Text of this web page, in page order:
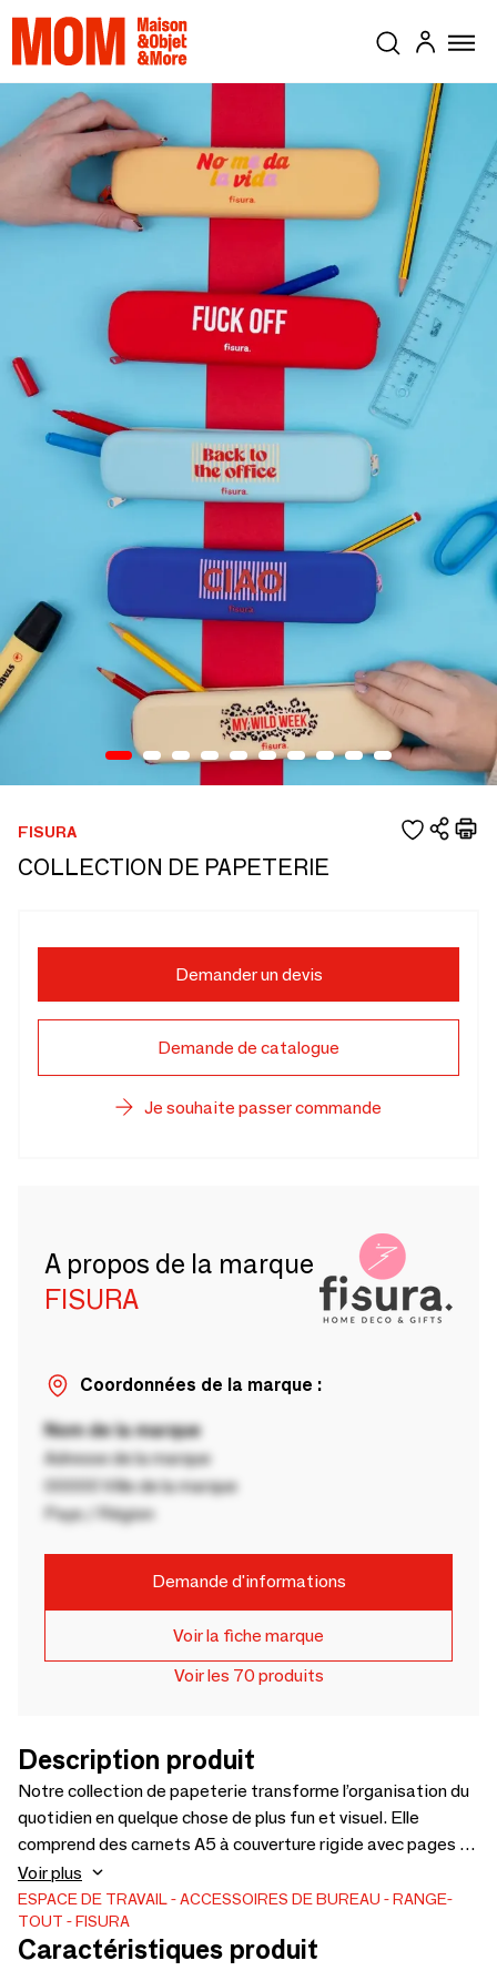
FISURA
COLLECTION DE PAPETERIE
Demander un devis
Demande de catalogue
Je souhaite passer commande
A propos de la marque
FISURA
Coordonnées de la marque :
Nom de la marque
Adresse de la marque
00000 Ville de la marque
Pays / Région
Demande d'informations
Voir la fiche marque
Voir les 70 produits
Description produit
Notre collection de papeterie transforme l’organisation du
quotidien en quelque chose de plus fun et visuel. Elle
comprend des carnets A5 à couverture rigide avec pages à
points, des packs de carnets A5 avec différents types de
pages, des planners hebdomadaires A4 pour organiser
l’année, ainsi que des planners magnétiques pour frigos ou
tableaux, effaçables et réutilisables. Le tout se complète
Voir plus
ESPACE DE TRAVAIL ACCESSOIRES DE BUREAU
RANGE-
TOUT
FISURA
Caractéristiques produit